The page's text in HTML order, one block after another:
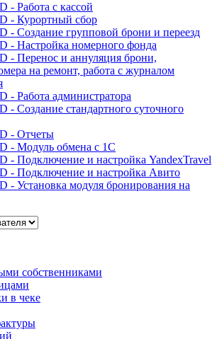
- Работа с кассой
- Курортный сбор
- Создание групповой брони и переезд
- Настройка номерного фонда
- Перенос и аннуляция брони,
на ремонт, работа с журналом
- Работа администратора
- Создание стандартного суточного
- Отчеты
- Модуль обмена с 1С
- Подключение и настройка YandexTravel
- Подключение и настройка Авито
- Установка модуля бронирования на
собственниками
в чеке